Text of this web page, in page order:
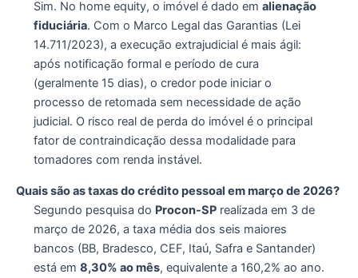
Sim. No home equity, o imóvel é dado em alienação
fiduciária. Com o Marco Legal das Garantias (Lei
14.711/2023), a execução extrajudicial é mais ágil:
após notificação formal e período de cura
(geralmente 15 dias), o credor pode iniciar o
processo de retomada sem necessidade de ação
judicial. O risco real de perda do imóvel é o principal
fator de contraindicação dessa modalidade para
tomadores com renda instável.
Quais são as taxas do crédito pessoal em março de 2026?
Segundo pesquisa do Procon-SPrealizada em 3 de
março de 2026, a taxa média dos seis maiores
bancos (BB, Bradesco, CEF, Itaú, Safra e Santander)
está em 8,30% ao mês, equivalente a 160,2% ao ano.